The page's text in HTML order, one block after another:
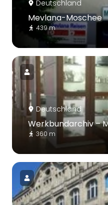
Deutschland
Mevlana-Moschee
439 m
Deutschland
Werkbundarchiv –
360 m